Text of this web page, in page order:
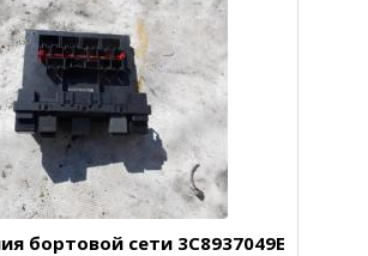
бортовой сети 3C8937049E